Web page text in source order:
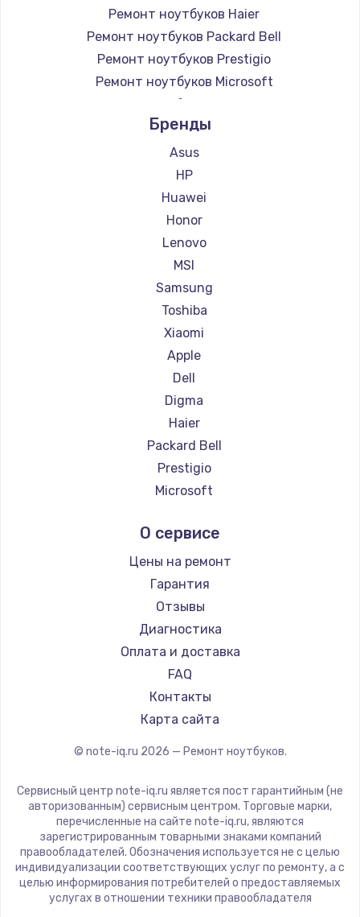
Ремонт ноутбуков Haier
Ремонт ноутбуков Packard Bell
Ремонт ноутбуков Prestigio
Ремонт ноутбуков Microsoft
Ремонт ноутбуков Alienware
Ремонт ноутбуков Aquarius
Ремонт ноутбуков Gigabyte
Ремонт ноутбуков Aorus
Ремонт ноутбуков Maibenben
Ремонт ноутбуков Getac
Ремонт ноутбуков Epson
Ремонт ноутбуков Philips
Ремонт ноутбуков LG
Ремонт ноутбуков Panasonic
Ремонт ноутбуков Irbis
Ремонт ноутбуков Thunderobot
Ремонт ноутбуков Hasee
Ремонт ноутбуков ZTE
Ремонт ноутбуков Hiper
Ремонт ноутбуков Evga
Ремонт ноутбуков Google
Ремонт ноутбуков Echips
Ремонт ноутбуков Predator
Ремонт ноутбуков iru
Ремонт ноутбуков Machenike
Ремонт ноутбуков DEXP
Ремонт ноутбуков Teclast
Ремонт ноутбуков CHUWI
Ремонт ноутбуков Colorful
Бренды
Asus
HP
Huawei
Honor
Lenovo
MSI
Samsung
Toshiba
Xiaomi
Apple
Dell
Digma
Haier
Packard Bell
Prestigio
Microsoft
Aquarius
Gigabyte
Aorus
Maibenben
Getac
Epson
Philips
LG
Panasonic
ZTE
Hiper
Evga
Google
Echips
О сервисе
Цены на ремонт
Гарантия
Отзывы
Диагностика
Оплата и доставка
FAQ
Контакты
Карта сайта
© note-iq.ru 2026 — Ремонт ноутбуков.
Сервисный центр note-iq.ru является пост гарантийным (не
авторизованным) сервисным центром. Торговые марки,
перечисленные на сайте note-iq.ru, являются
зарегистрированным товарными знаками компаний
правообладателей. Обозначения используется не с целью
индивидуализации соответствующих услуг по ремонту, а с
целью информирования потребителей о предоставляемых
услугах в отношении техники правообладателя